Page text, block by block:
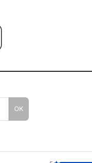
nossos gabaritos
OK